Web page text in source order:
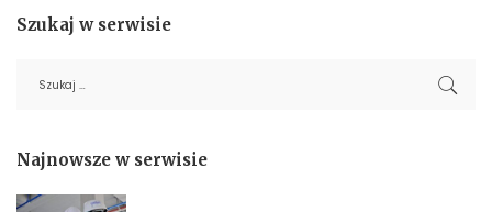
Szukaj w serwisie
Najnowsze w serwisie